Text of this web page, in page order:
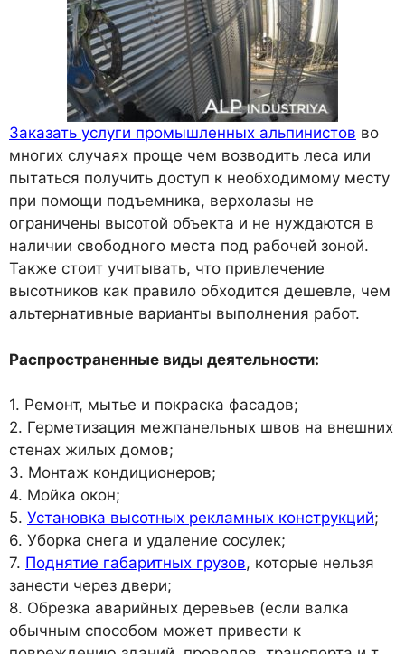
Заказать услуги промышленных альпинистов во
многих случаях проще чем возводить леса или
пытаться получить доступ к необходимому месту
при помощи подъемника, верхолазы не
ограничены высотой объекта и не нуждаются в
наличии свободного места под рабочей зоной.
Также стоит учитывать, что привлечение
высотников как правило обходится дешевле, чем
альтернативные варианты выполнения работ.
Распространенные виды деятельности:
1. Ремонт, мытье и покраска фасадов;
2. Герметизация межпанельных швов на внешних
стенах жилых домов;
3. Монтаж кондиционеров;
4. Мойка окон;
5. Установка высотных рекламных конструкций;
6. Уборка снега и удаление сосулек;
7. Поднятие габаритных грузов, которые нельзя
занести через двери;
8. Обрезка аварийных деревьев (если валка
обычным способом может привести к